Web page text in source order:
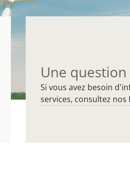
Une question
Si vous avez besoin
services, consultez nos